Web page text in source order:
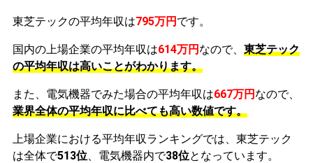
東芝テックの平均年収は795万円 です。
国内の上場企業の平均年収は614万円 なので、 東芝テック
の平均年収は高いことがわかります。
また、電気機器でみた場合の平均年収は667万円 なので、
業界全体の平均年収に比べても高い数値です。
上場企業における平均年収ランキングでは、東芝テック
は全体で513位、電気機器内で38位となっています。